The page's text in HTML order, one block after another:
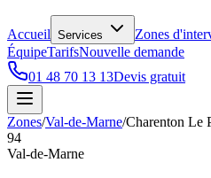
Accueil Services Zones
ÉquipeTarifsNouvelle demande
01 48 70 13 13Devis gratuit
Zones/Val-de-Marne/Charenton Le
94
Val-de-Marne